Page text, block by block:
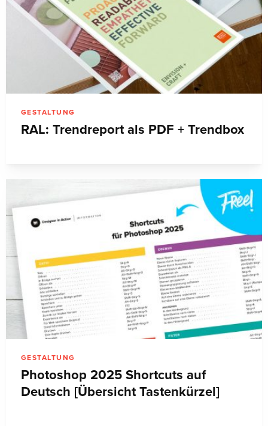
GESTALTUNG
RAL: Trendreport als PDF + Trendbox
GESTALTUNG
Photoshop 2025 Shortcuts auf
Deutsch [Übersicht Tastenkürzel]